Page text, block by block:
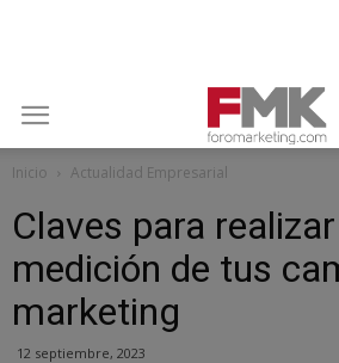
Inicio Actualidad Empresarial
Claves para
medición de tus
marketing
12 septiembre, 2023